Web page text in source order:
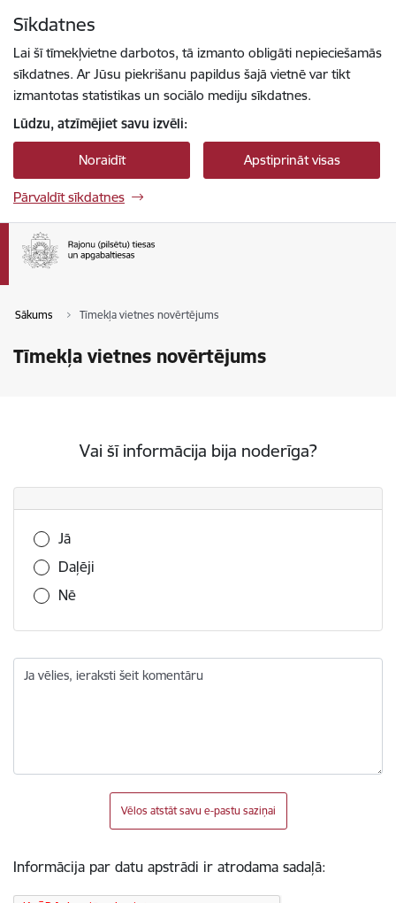
Sīkdatnes
Lai šī tīmekļvietne darbotos, tā izmanto obligāti nepieciešamās
sīkdatnes. Ar Jūsu piekrišanu papildus šajā vietnē var tikt
izmantotas statistikas un sociālo mediju sīkdatnes.
Lūdzu, atzīmējiet savu izvēli:
Noraidīt Apstiprināt visas
Pārvaldīt sīkdatnes
Sākums Tīmekļa vietnes novērtējums
Tīmekļa vietnes novērtējums
Vai šī informācija bija noderīga?
Vai šī informācija bija noderīga?
Jā
Daļēji
Nē
Ja vēlies, ieraksti šeit komentāru
Vēlos atstāt savu e-pastu saziņai
Informācija par datu apstrādi ir atrodama sadaļā: